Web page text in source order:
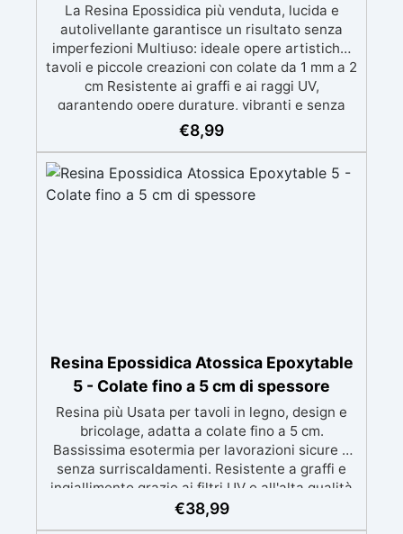
La Resina Epossidica più venduta, lucida e
autolivellante garantisce un risultato senza
imperfezioni Multiuso: ideale opere artistiche,
tavoli e piccole creazioni con colate da 1 mm a 2
cm Resistente ai graffi e ai raggi UV,
garantendo opere durature, vibranti e senza
ingiallimenti nel tempo Bassa viscosità e
formula anti-bolle per risultati impeccabili,
Certificata Atossica post catalisi per contatto
con la pelle, BPA free e VoC Free
€8,99
Resina Epossidica Atossica Epoxytable
5 - Colate fino a 5 cm di spessore
Resina più Usata per tavoli in legno, design e
bricolage, adatta a colate fino a 5 cm.
Bassissima esotermia per lavorazioni sicure e
senza surriscaldamenti. Resistente a graffi e
ingiallimento grazie ai filtri UV e all'alta qualità
meccanica. Bassa viscosità per eliminare bolle
€38,99